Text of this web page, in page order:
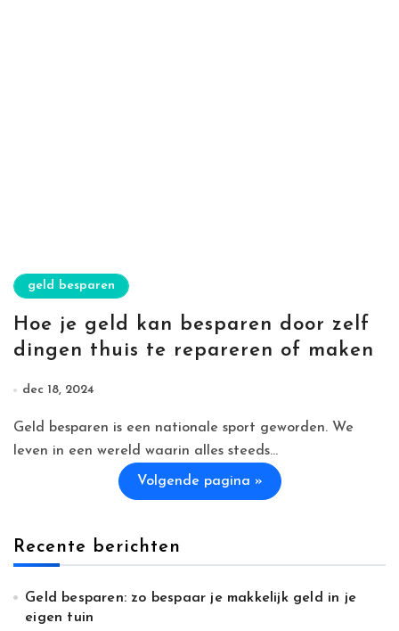
geld besparen
Hoe je geld kan besparen door zelf
dingen thuis te repareren of maken
dec 18, 2024
Geld besparen is een nationale sport geworden. We
leven in een wereld waarin alles steeds...
Volgende pagina »
Recente berichten
Geld besparen: zo bespaar je makkelijk geld in je
eigen tuin